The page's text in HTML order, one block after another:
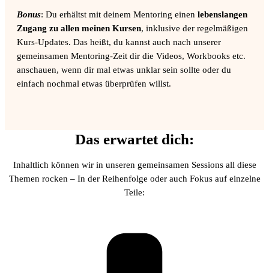
Bonus: Du erhältst mit deinem Mentoring einen lebenslangen
Zugang zu allen meinen Kursen, inklusive der regelmäßigen
Kurs-Updates. Das heißt, du kannst auch nach unserer
gemeinsamen Mentoring-Zeit dir die Videos, Workbooks etc.
anschauen, wenn dir mal etwas unklar sein sollte oder du
einfach nochmal etwas überprüfen willst.
Das erwartet dich:
Inhaltlich können wir in unseren gemeinsamen Sessions all diese
Themen rocken – In der Reihenfolge oder auch Fokus auf einzelne
Teile: